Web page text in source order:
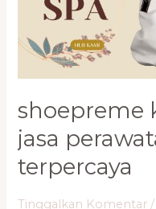
shoepreme
jasa
terpercaya
Tinggalkan Komentar
Perawatan
Terdekat
Terpercaya